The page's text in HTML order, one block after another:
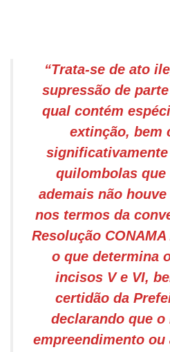
“Trata-se de ato
supressão de
qual contém
extinção, bem
quilombolas
ademais não
nos termos da
Resolução
o que determina
incisos V e VI,
certidão da
declarando que
empreendimento